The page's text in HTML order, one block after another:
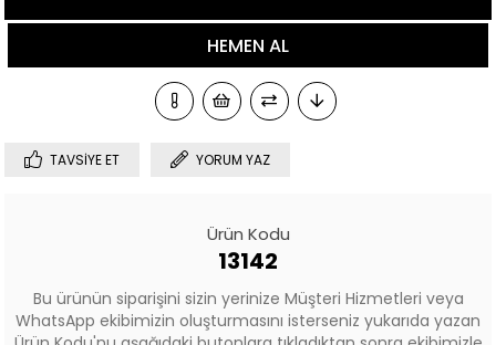
TAVSIYE ET YORUM YAZ
Ürün Kodu
13142
Bu ürünün siparişini sizin yerinize Müşteri Hizmetleri veya
WhatsApp ekibimizin oluşturmasını isterseniz yukarıda yazan